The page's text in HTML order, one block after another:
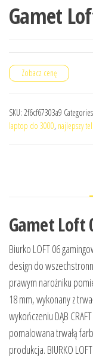
Gamet
Zobacz cenę
SKU: 2f6cf67303a9
laptop do 3000, najlepszy
Gamet Loft
Biurko LOFT 06
design do
prawym narożniku
18 mm, wykonany z
wykończeniu DĄB
pomalowana trwałą
produkcja. BIURKO